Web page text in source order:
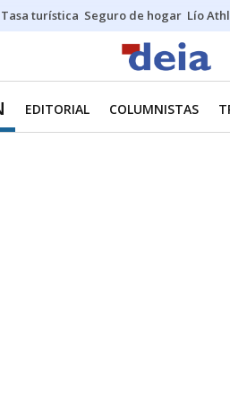
Tasa turística Seguro de hogar Lío
EDITORIAL COLUMNISTAS